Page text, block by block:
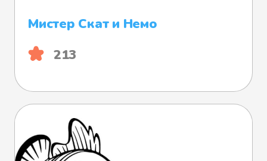
Мистер Скат и Немо
213